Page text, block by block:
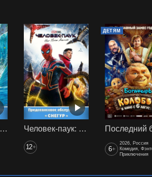
Моана( 2016) предс. обсл. Снегур Человек-паук: Нет пути домой (2021) предс. обсл. Снегур
12+
ДЕТЯМ
6+
2026, Россия
Комедия,
Приключения